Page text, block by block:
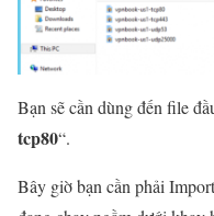
Bạn sẽ cần dùng đến file
tcp80“.
Bây giờ bạn cần phải